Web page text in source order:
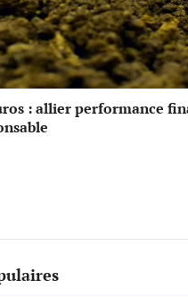
: allier performance